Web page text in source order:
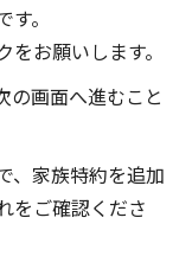
。
お願いします。
画面へ進むこと
、家族特約を追加
をご確認くださ